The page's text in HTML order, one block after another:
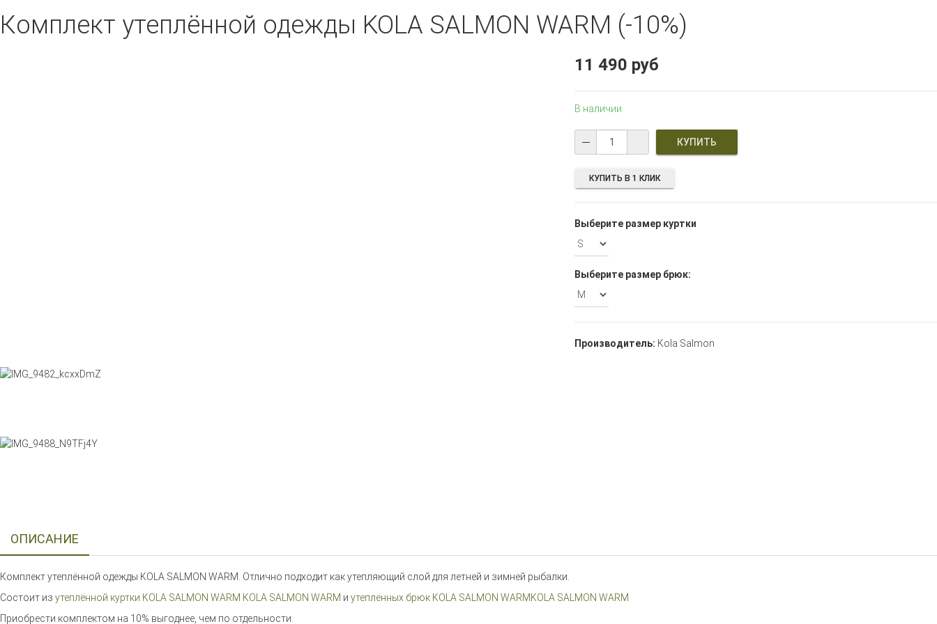
Комплект утеплённой одежды KOLA SALMON WARM (-10%)
11 490 руб
В наличии
Выберите размер куртки
Выберите размер брюк:
КУПИТЬ В 1 КЛИК
Производитель: Kola Salmon
ОПИСАНИЕ
Комплект утеплённой одежды KOLA SALMON WARM. Отлично подходит как утепляющий слой для летней и зимней рыбалки.
Состоит из утеплённой куртки KOLA SALMON WARM KOLA SALMON WARM и утеплённых брюк KOLA SALMON WARMKOLA SALMON WARM
Приобрести комплектом на 10% выгоднее, чем по отдельности.